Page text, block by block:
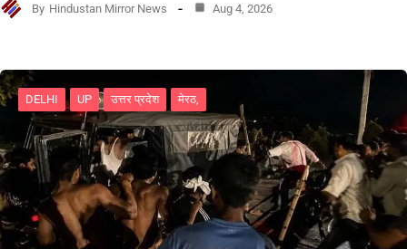
By Hindustan Mirror News Aug 4, 2026
DELHI UP उत्तर प्रदेश मेरठ,